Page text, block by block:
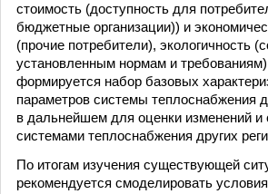
стоимость (доступность для
бюджетные организации)) и
(прочие потребители), экологичность
установленным нормам и
формируется набор базовых
параметров системы теплоснабжения
в дальнейшем для оценки изменений и
системами теплоснабжения других
По итогам изучения существующей
рекомендуется смоделировать